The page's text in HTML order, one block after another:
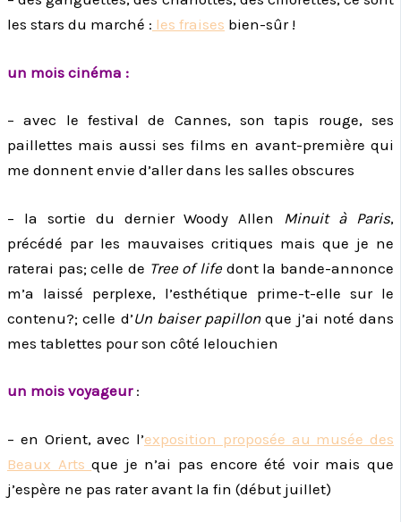
les stars du marché : les fraises bien-sûr !
un mois cinéma :
– avec le festival de Cannes, son tapis rouge, ses
paillettes mais aussi ses films en avant-première qui
me donnent envie d’aller dans les salles obscures
– la sortie du dernier Woody Allen Minuit à Paris,
précédé par les mauvaises critiques mais que je ne
raterai pas; celle de Tree of life dont la bande-annonce
m’a laissé perplexe, l’esthétique prime-t-elle sur le
contenu?; celle d’Un baiser papillonque j’ai noté dans
mes tablettes pour son côté lelouchien
un mois voyageur :
– en Orient, avec l’exposition proposée au musée des
Beaux Artsque je n’ai pas encore été voir mais que
j’espère ne pas rater avant la fin (début juillet)